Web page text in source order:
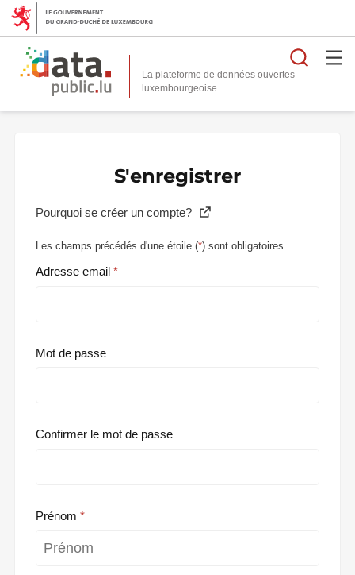
La plateforme de données ouvertes
S'enregistrer
Pourquoi se créer un compte?
Les champs précédés d'une étoile (*) sont obligatoires.
Adresse email
Mot de passe
Confirmer le mot de passe
Prénom